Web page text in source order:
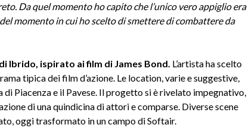
Da quel momento ho capito che l’unico vero appiglio era
momento in cui ho scelto di smettere di combattere da
Ibrido, ispirato ai film di James Bond. L’artista ha scelto
tipica dei film d’azione. Le location, varie e suggestive,
Piacenza e il Pavese. Il progetto si è rivelato impegnativo,
di una quindicina di attori e comparse. Diverse scene
oggi trasformato in un campo di Softair.